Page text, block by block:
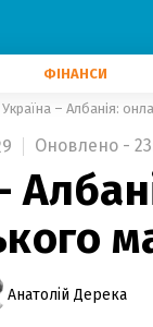
ФІНАНСИ
Україна – Албанія:
Оновлено -
Анатолій Дерека